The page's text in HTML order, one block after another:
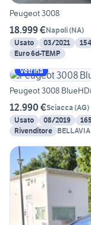
Peugeot 3008
18.999 €Napoli(NA)
Usato
03/2021
Euro 6d-TEMP
Vetrina
Peugeot 3008
12.990 €Sciacca (AG)
Usato
08/2019
Rivenditore